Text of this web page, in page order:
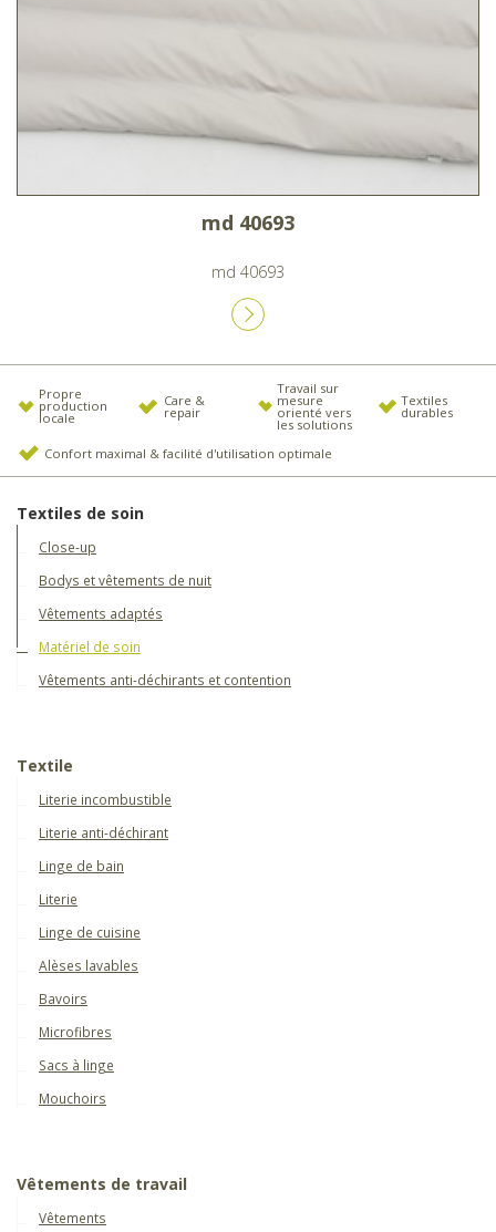
md 40693
md 40693
Propre
production
locale
Care &
repair
Travail sur
mesure
orienté vers
les solutions
Textiles
durables
Confort maximal & facilité d'utilisation optimale
Textiles de soin
Close-up
Bodys et vêtements de nuit
Vêtements adaptés
Matériel de soin
Vêtements anti-déchirants et contention
Textile
Literie incombustible
Literie anti-déchirant
Linge de bain
Literie
Linge de cuisine
Alèses lavables
Bavoirs
Microfibres
Sacs à linge
Mouchoirs
Vêtements de travail
Vêtements